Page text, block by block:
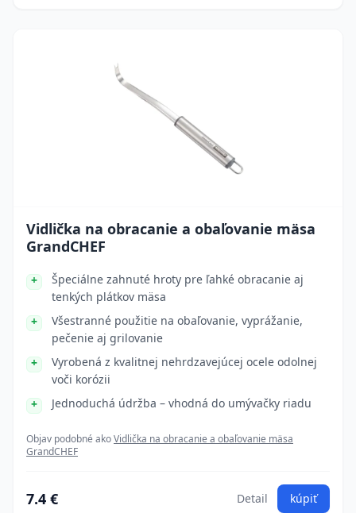
Vidlička na obracanie a obaľovanie mäsa
GrandCHEF
Špeciálne zahnuté hroty pre ľahké obracanie aj
tenkých plátkov mäsa
Všestranné použitie na obaľovanie, vyprážanie,
pečenie aj grilovanie
Vyrobená z kvalitnej nehrdzavejúcej ocele odolnej
voči korózii
Jednoduchá údržba – vhodná do umývačky riadu
Objav podobné akoVidlička na obracanie a obaľovanie mäsa
GrandCHEF
7.4 € Detail kúpiť